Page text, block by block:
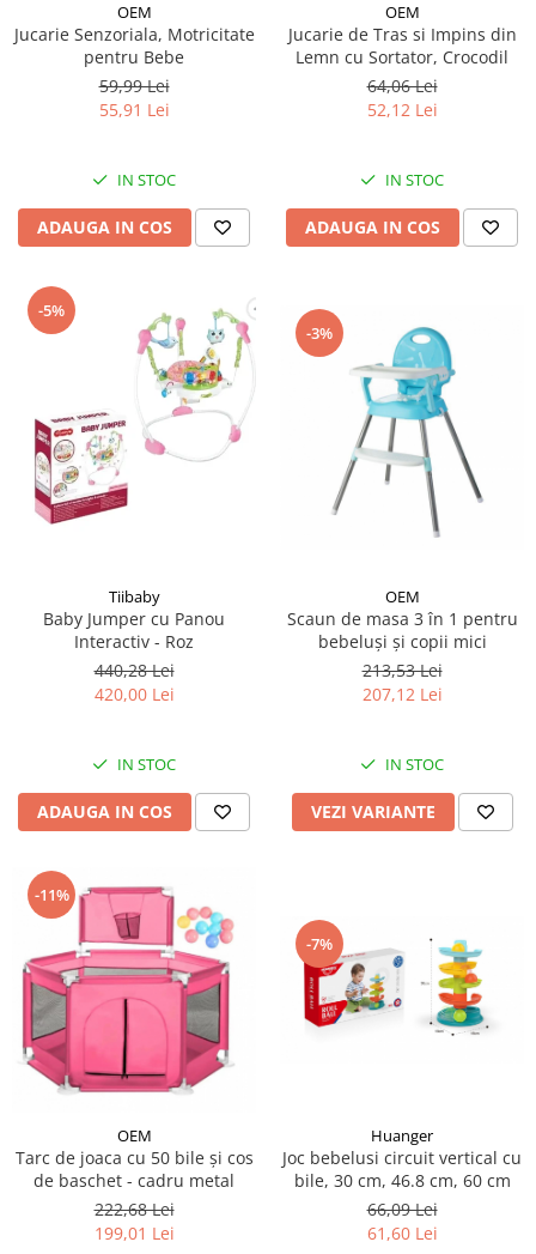
OEM
Jucarie Senzoriala, Motricitate
pentru Bebe
59,99 Lei
55,91 Lei
IN STOC
ADAUGA IN COS
OEM
Jucarie de Tras si Impins din
Lemn cu Sortator, Crocodil
64,06 Lei
52,12 Lei
IN STOC
ADAUGA IN COS
-5%
Tiibaby
Baby Jumper cu Panou
Interactiv - Roz
440,28 Lei
420,00 Lei
IN STOC
ADAUGA IN COS
-3%
OEM
Scaun de masa 3 în 1 pentru
bebeluși și copii mici
213,53 Lei
207,12 Lei
IN STOC
VEZI VARIANTE
-11%
OEM
Tarc de joaca cu 50 bile și cos
de baschet - cadru metal
222,68 Lei
199,01 Lei
-7%
Huanger
Joc bebelusi circuit vertical cu
bile, 30 cm, 46.8 cm, 60 cm
66,09 Lei
61,60 Lei